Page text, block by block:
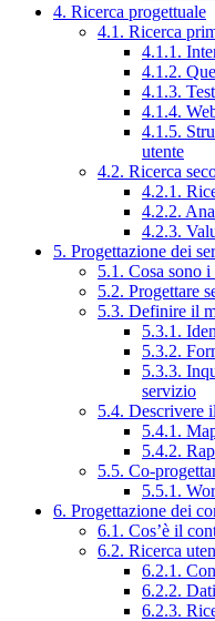
4. Ricerca progettuale
4.1. Ricerca
4.1.1.
4.1.2.
4.1.3.
4.1.4.
4.1.5.
utente
4.2. Ricerca
4.2.1.
4.2.2.
4.2.3.
5. Progettazione dei
5.1. Cosa sono
5.2. Progettare
5.3. Definire il
5.3.1.
5.3.2.
5.3.3.
servizio
5.4. Descrivere
5.4.1.
5.4.2.
5.5. Co-
5.5.1.
6. Progettazione dei
6.1. Cos’è il
6.2. Ricerca
6.2.1.
6.2.2.
6.2.3.